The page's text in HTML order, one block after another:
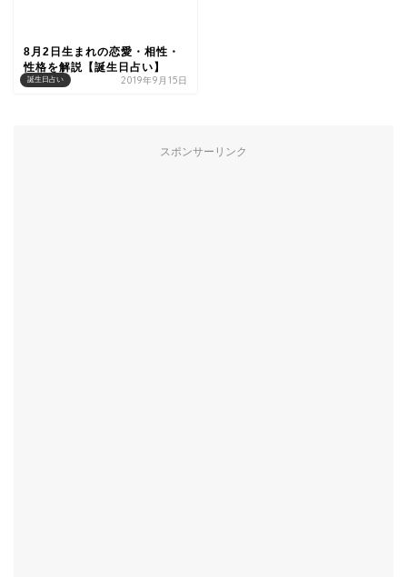
誕生日占い
8月2日生まれの恋愛・相性・
性格を解説【誕生日占い】
2019年9月15日
スポンサーリンク